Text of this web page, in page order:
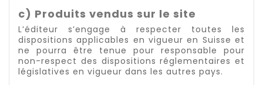
c) Produits vendus sur le site
L’éditeur s’engage à respecter toutes les
dispositions applicables en vigueur en Suisse et
ne pourra être tenue pour responsable pour
non-respect des dispositions réglementaires et
législatives en vigueur dans les autres pays.